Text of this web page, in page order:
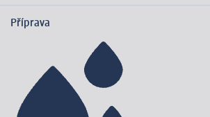
Příprava